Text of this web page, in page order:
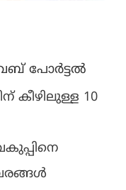
പോര്‍ട്ടല്‍
കീഴിലുള്ള 10